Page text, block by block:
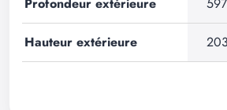
Profondeur extérieure
Hauteur extérieure